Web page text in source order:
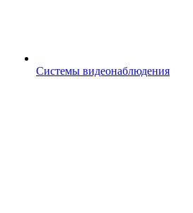
Системы видеонаблюдения